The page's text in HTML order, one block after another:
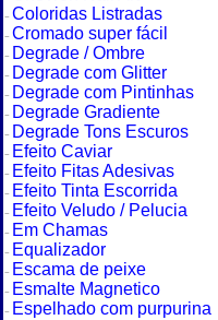
Coloridas Listradas
Cromado super fácil
Degrade / Ombre
Degrade com Glitter
Degrade com Pintinhas
Degrade Gradiente
Degrade Tons Escuros
Efeito Caviar
Efeito Fitas Adesivas
Efeito Tinta Escorrida
Efeito Veludo / Pelucia
Em Chamas
Equalizador
Escama de peixe
Esmalte Magnetico
Espelhado com purpurina